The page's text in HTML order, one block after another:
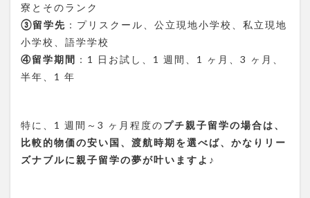
寮とそのランク
③留学先 ：プリスクール、公立現地小学校、私立現地
小学校、語学学校
④留学期間 ：1 日お試し、1 週間、1 ヶ月、3 ヶ月、
半年、1 年
特に、1 週間～3 ヶ月程度のプチ親子留学の場合は、
比較的物価の安い国、渡航時期を選べば、かなりリー
ズナブルに親子留学の夢が叶いますよ ♪